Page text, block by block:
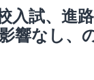
入試、進
響なし、